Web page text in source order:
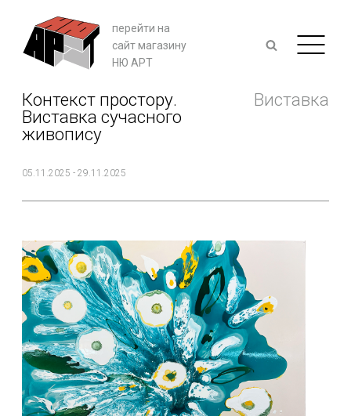
перейти на
сайт магазину
НЮ АРТ
Контекст простору.
Виставка сучасного
живопису
Виставка
05.11.2025 - 29.11.2025